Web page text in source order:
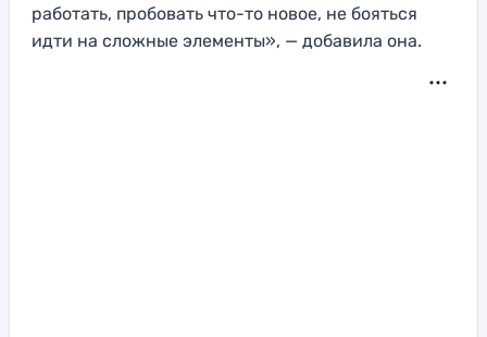
работать, пробовать что-то новое, не бояться
идти на сложные элементы», — добавила она.